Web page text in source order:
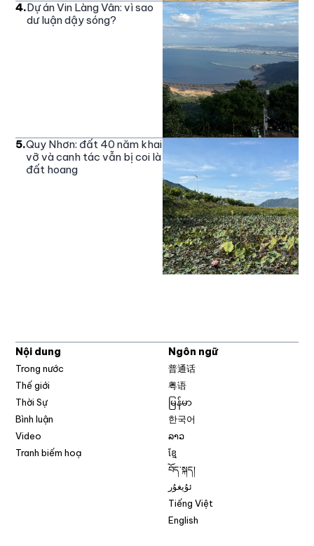
4.Dự án Vin Làng Vân: vì sao
dư luận dậy sóng?
5.Quy Nhơn: đất 40 năm khai
vỡ và canh tác vẫn bị coi là
đất hoang
Nội dung
Trong nước
Thế giới
Thời Sự
Bình luận
Video
Tranh biếm hoạ
Ngôn ngữ
普通话
粤语
မြန်မာ
한국어
ລາວ
ខ្មែ
བོད་སྐད།
ئۇيغۇر
Tiếng Việt
English